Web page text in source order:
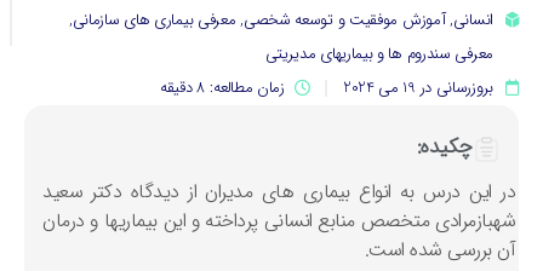
انسانی,آموزش موفقیت و توسعه شخصی,معرفی بیماری های سازمانی,
معرفی سندروم ها و بیماریهای مدیریتی
بروزرسانی در 19 می 2024
زمان مطالعه: 8 دقیقه
چکیده:
این درس به انواع بیماری های مدیران از دیدگاه دکتر سعید
متخصص منابع انسانی پرداخته و این بیماریها و درمان
بررسی شده است.